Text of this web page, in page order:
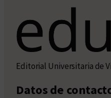
Editorial Universitaria de
Datos de